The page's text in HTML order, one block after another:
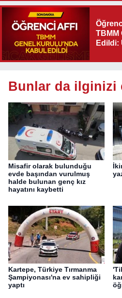
TBMM
Edildi:
Bunlar da ilginizi
Misafir olarak bulunduğu
evde başından vurulmuş
halde bulunan genç kız
hayatını kaybetti
Kartepe, Türkiye Tırmanma
Şampiyonası'na ev sahipliği
yaptı